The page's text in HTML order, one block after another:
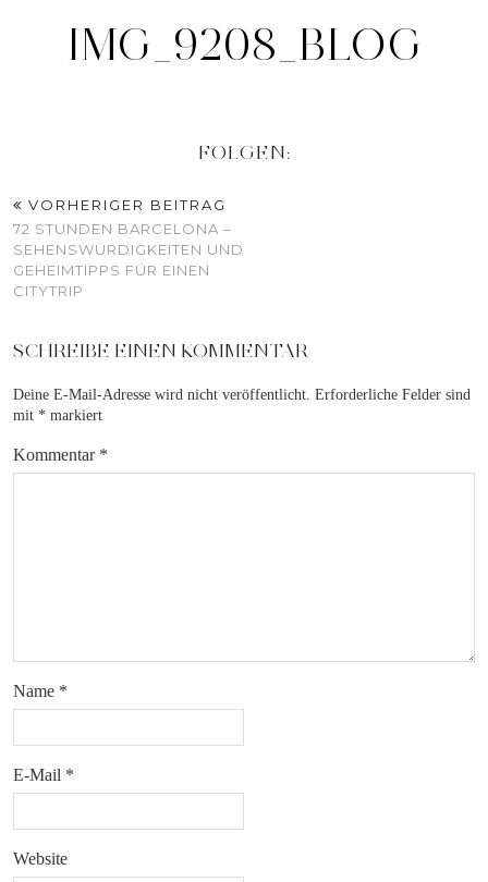
IMG_9208_BLOG
FOLGEN:
VORHERIGER BEITRAG
72 STUNDEN BARCELONA –
SEHENSWÜRDIGKEITEN UND
GEHEIMTIPPS FÜR EINEN
CITYTRIP
SCHREIBE EINEN KOMMENTAR
Deine E-Mail-Adresse wird nicht veröffentlicht. Erforderliche Felder sind
mit * markiert
Kommentar *
Name *
E-Mail *
Website